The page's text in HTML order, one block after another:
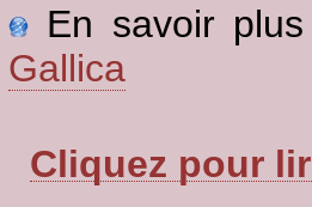
En savoir
Gallica
Cliquez pour